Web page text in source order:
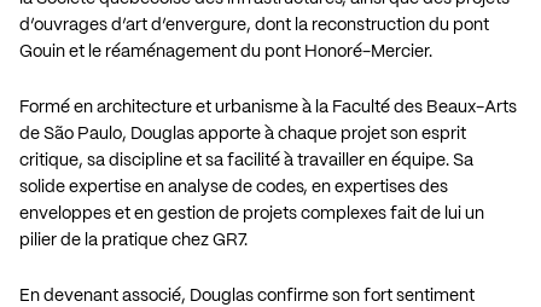
d’ouvrages d’art d’envergure, dont la reconstruction du pont
Gouin et le réaménagement du pont Honoré-Mercier.
Formé en architecture et urbanisme à la Faculté des Beaux-Arts
de São Paulo, Douglas apporte à chaque projet son esprit
critique, sa discipline et sa facilité à travailler en équipe. Sa
solide expertise en analyse de codes, en expertises des
enveloppes et en gestion de projets complexes fait de lui un
pilier de la pratique chez GR7.
En devenant associé, Douglas confirme son fort sentiment